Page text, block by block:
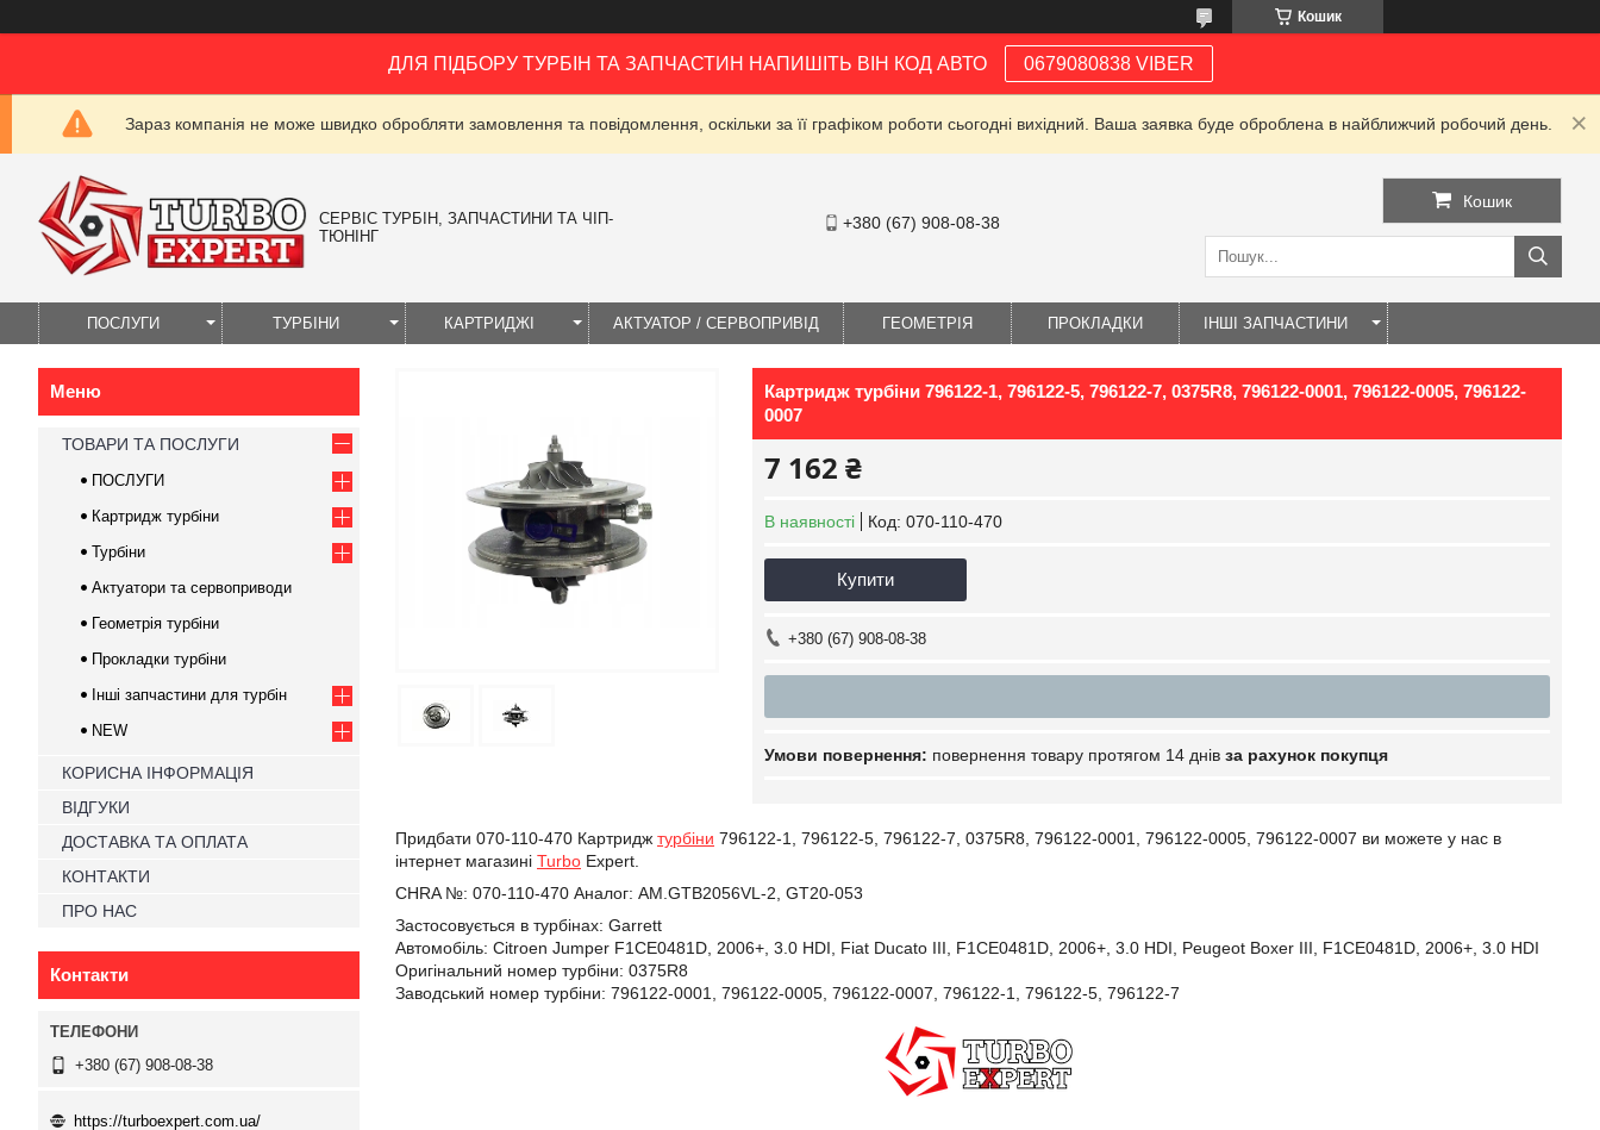
Кошик
ДЛЯ ПІДБОРУ ТУРБІН ТА ЗАПЧАСТИН НАПИШІТЬ ВІН КОД АВТО 0679080838 VIBER
Зараз компанія не може швидко обробляти замовлення та повідомлення, оскільки за її графіком роботи сьогодні вихідний. Ваша заявка буде оброблена в найближчий робочий день.
СЕРВІС ТУРБІН, ЗАПЧАСТИНИ ТА ЧІП-
ТЮНІНГ
+380 (67) 908-08-38
Кошик
ПОСЛУГИ ТУРБІНИ КАРТРИДЖІ АКТУАТОР / СЕРВОПРИВІД ГЕОМЕТРІЯ ПРОКЛАДКИ ІНШІ ЗАПЧАСТИНИ
Картридж турбіни 796122-1, 796122-5, 796122-7, 0375R8, 796122-0001, 796122-0005, 796122-
0007
7 162 ₴
В наявності Код: 070-110-470
Купити
+380 (67) 908-08-38
повернення товару протягом 14 днів за рахунок покупця
Придбати 070-110-470 Картридж турбіни 796122-1, 796122-5, 796122-7, 0375R8, 796122-0001, 796122-0005, 796122-0007 ви можете у нас в
інтернет магазині Turbo Expert.
CHRA №: 070-110-470 Аналог: AM.GTB2056VL-2, GT20-053
Застосовується в турбінах: Garrett
Автомобіль: Citroen Jumper F1CE0481D, 2006+, 3.0 HDI, Fiat Ducato III, F1CE0481D, 2006+, 3.0 HDI, Peugeot Boxer III, F1CE0481D, 2006+, 3.0 HDI
Оригінальний номер турбіни: 0375R8
Заводський номер турбіни: 796122-0001, 796122-0005, 796122-0007, 796122-1, 796122-5, 796122-7
ТОВАРИ ТА ПОСЛУГИ
ПОСЛУГИ
Картридж турбіни
Турбіни
Актуатори та сервоприводи
Геометрія турбіни
Прокладки турбіни
Інші запчастини для турбін
NEW
КОРИСНА ІНФОРМАЦІЯ
ВІДГУКИ
ДОСТАВКА ТА ОПЛАТА
КОНТАКТИ
ПРО НАС
Контакти
+380 (67) 908-08-38
https://turboexpert.com.ua/